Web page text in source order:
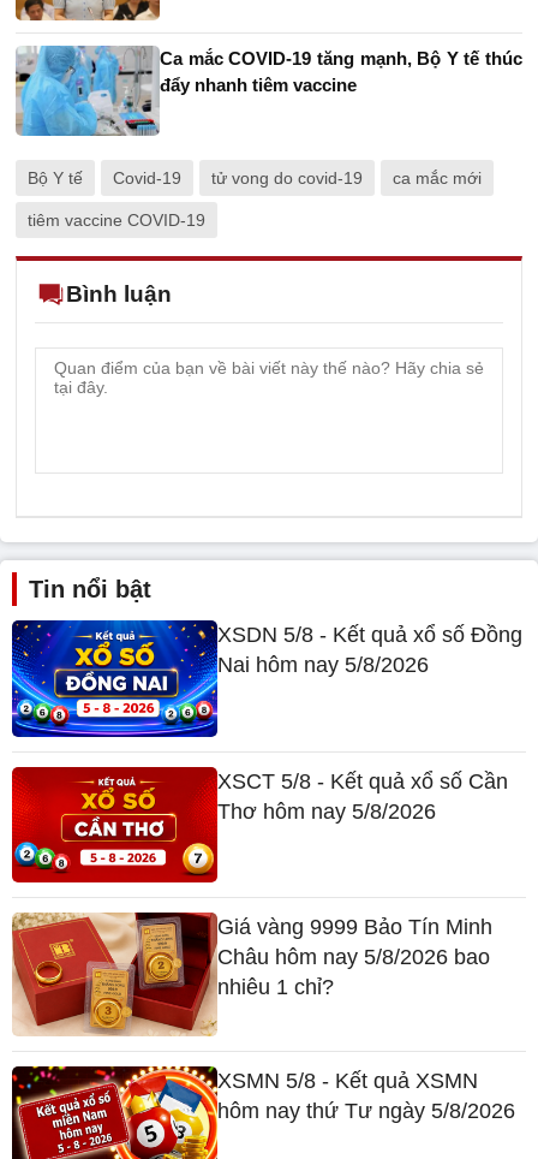
Ca mắc COVID-19 tăng mạnh, Bộ Y tế thúc
đẩy nhanh tiêm vaccine
Bộ Y tế Covid-19 tử vong do covid-19 ca mắc mới
tiêm vaccine COVID-19
Bình luận
Tin nổi bật
XSDN 5/8 - Kết quả xổ số Đồng
Nai hôm nay 5/8/2026
XSCT 5/8 - Kết quả xổ số Cần
Thơ hôm nay 5/8/2026
Giá vàng 9999 Bảo Tín Minh
Châu hôm nay 5/8/2026 bao
nhiêu 1 chỉ?
XSMN 5/8 - Kết quả XSMN
hôm nay thứ Tư ngày 5/8/2026